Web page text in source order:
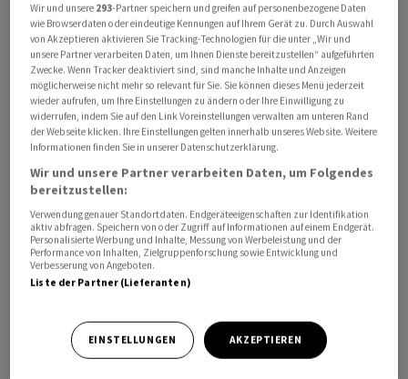
"Die enorme Macht der 'Superintelligenz' könnte zu
einer Entmachtung der Menschheit oder sogar zum
Aussterben der Menschheit führen", schrieben OpenAI-
Mitgründer Ilya Sutskever und der Leiter der OpenAI-
Abteilung für zukünftige Ausrichtung Jan Leike in einem
Blog-Beitrag. "Derzeit haben wir keine Möglichkeit, eine
potenziell superintelligente KI zu steuern oder zu
kontrollieren und zu verhindern, dass sie eigene Wege
geht."
Die Autoren des Blogs sagten voraus, superintelligente
KI-Systeme, die intelligenter seien als Menschen,
Der Mensch werde bessere Techniken benötigen als
zurzeit zur Verfügung stehen, um superintelligente KI
Wir und unsere 293-Partner speichern und greifen auf personenbezogene Daten
wie Browserdaten oder eindeutige Kennungen auf Ihrem Gerät zu. Durch Auswahl
von Akzeptieren aktivieren Sie Tracking-Technologien für die unter „Wir und
unsere Partner verarbeiten Daten, um Ihnen Dienste bereitzustellen“ aufgeführten
Zwecke. Wenn Tracker deaktiviert sind, sind manche Inhalte und Anzeigen
möglicherweise nicht mehr so relevant für Sie. Sie können dieses Menü jederzeit
wieder aufrufen, um Ihre Einstellungen zu ändern oder Ihre Einwilligung zu
widerrufen, indem Sie auf den Link Voreinstellungen verwalten am unteren Rand
der Webseite klicken. Ihre Einstellungen gelten innerhalb unseres Website. Weitere
Informationen finden Sie in unserer Datenschutzerklärung.
Wir und unsere Partner verarbeiten Daten, um Folgendes
bereitzustellen:
Verwendung genauer Standortdaten. Endgeräteeigenschaften zur Identifikation
aktiv abfragen. Speichern von oder Zugriff auf Informationen auf einem Endgerät.
Personalisierte Werbung und Inhalte, Messung von Werbeleistung und der
Performance von Inhalten, Zielgruppenforschung sowie Entwicklung und
Verbesserung von Angeboten.
Liste der Partner (Lieferanten)
EINSTELLUNGEN AKZEPTIEREN